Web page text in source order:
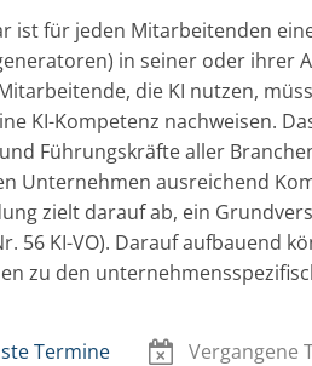
ist für jeden Mitarbeitenden
in seiner oder ihrer
die KI nutzen,
KI-Kompetenz nachweisen.
Führungskräfte aller
Unternehmen ausreichend
zielt darauf ab, ein
56 KI-VO). Darauf aufbauend
zu den
Termine Vergangene